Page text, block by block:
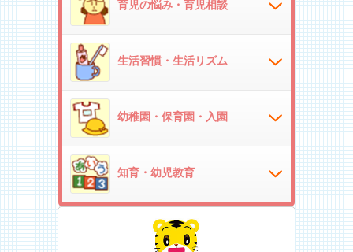
育児の悩み・育児相談
生活習慣・生活リズム
幼稚園・保育園・入園
知育・幼児教育